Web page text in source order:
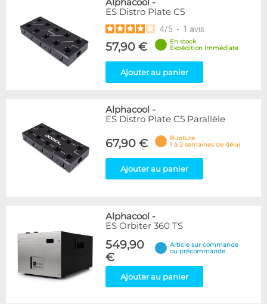
Alphacool -
ES Distro Plate C5
4/5 - 1 avis
57,90 €
En stock
Expédition immédiate
Ajouter au panier
Alphacool -
ES Distro Plate C5 Parallèle
67,90 €
Rupture
1 à 2 semaines de délai
Ajouter au panier
Alphacool -
ES Orbiter 360 TS
549,90
€
Article sur commande
ou précommande
Ajouter au panier